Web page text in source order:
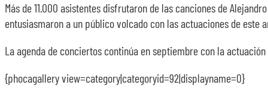
Más de 11.000 asistentes disfrutaron de las canciones de
entusiasmaron a un público volcado con las actuaciones de este
La agenda de conciertos continúa en septiembre con la
{phocagallery view=category|categoryid=92|displayname=0}